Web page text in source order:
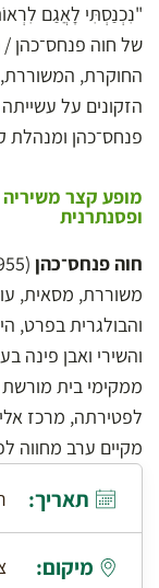
"נִכְנַסְתִּי לָאֲגַם
של חוה פנחס־כהן /
החוקרת,
הזקונים על
פנחס־כהן ומנהלת
מופע קצר משיריה
ופסנתרנית
חוה פנחס־כהן
משוררת, מסאית,
והבולגרית בפרט,
והשירי ואבן פינה
ממקימי בית מורשת
לפטירתה, מרכז
מקיים ערב מחווה
תאריך:
מיקום: